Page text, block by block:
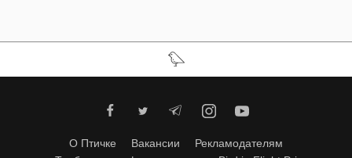
О Птичке Вакансии
Рекламодателям